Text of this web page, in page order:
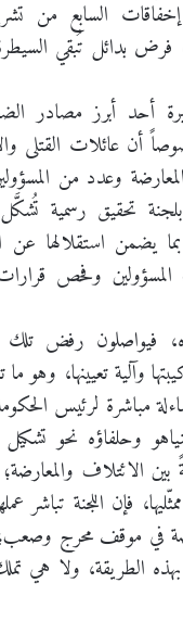
السابع من
فرض بدائل تُبقي
أحد أبرز مصادر
أن عائلات القتلى
وعدد من المسؤولين
تحقيق رسمية
بما يضمن استقلالها عن
المسؤولين وفحص
فيواصلون رفض
وآلية تعيينها، وهو ما
مباشرة لرئيس
وحلفاؤه نحو
بين الائتلاف
فإن اللجنة
في موقف محرج
الطريقة، ولا هي